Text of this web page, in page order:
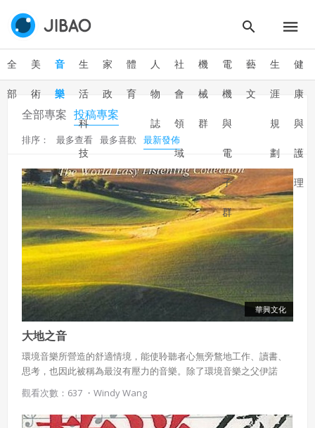
全
部
美
術
音
樂
生
活
科
技
家
政
體
育
人
物
誌
社
會
領
域
機
械
群
電
機
與
電
子
群
藝
文
生
涯
規
劃
健
康
與
護
理
全部專案 投稿專案
排序： 最多查看 最多喜歡 最新發佈
華興文化
大地之音
環境音樂所營造的舒適情境，能使聆聽者心無旁鶩地工作、讀書、
思考，也因此被稱為最沒有壓力的音樂。除了環境音樂之父伊諾
(Brian Eno)的經典作品，Ambient-Mixer也提供網站平臺供愛好者
打造個人專屬的環境音響。
觀看次數：637 ・ Windy Wang